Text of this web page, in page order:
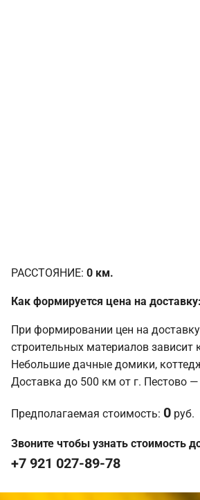
РАССТОЯНИЕ: 0 км.
Как формируется цена на доставку:
При формировании цен на
строительных материалов
Небольшие дачные домики,
Доставка до 500 км от г. Пестово
Предполагаемая стоимость: 0 руб.
Звоните чтобы узнать стоимость
+7 921 027-89-78